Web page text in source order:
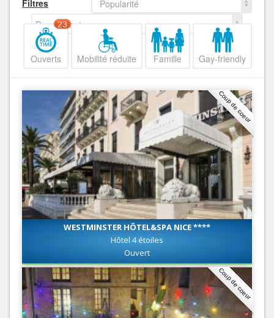
Filtres
Popularité
Decroissant
Ouverts
23
Mobilité réduite Famille Gay-friendly
Coup de coeur
WESTMINSTER HÔTEL&SPA NICE ****
Hôtel 4 étoiles
Ouvert
Coup de coeur